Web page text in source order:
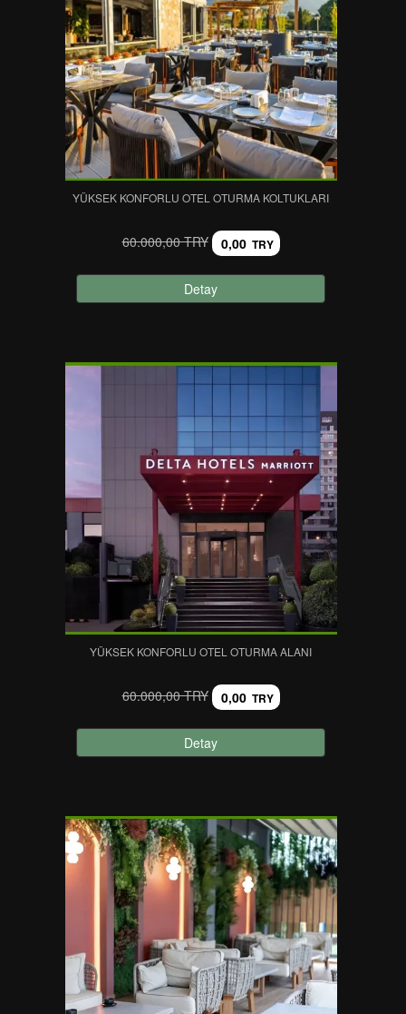
YÜKSEK KONFORLU OTEL OTURMA KOLTUKLARI
60.000,00 TRY 0,00 TRY
Detay
YÜKSEK KONFORLU OTEL OTURMA ALANI
60.000,00 TRY 0,00 TRY
Detay